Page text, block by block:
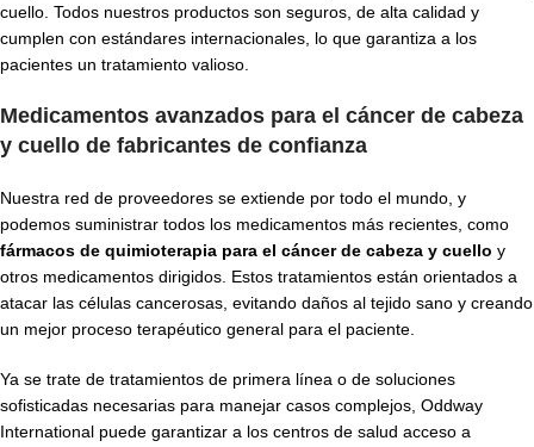
cuello. Todos nuestros productos son seguros, de alta calidad y
cumplen con estándares internacionales, lo que garantiza a los
pacientes un tratamiento valioso.
Medicamentos avanzados para el cáncer de cabeza
y cuello de fabricantes de confianza
Nuestra red de proveedores se extiende por todo el mundo, y
podemos suministrar todos los medicamentos más recientes, como
fármacos de quimioterapia para el cáncer de cabeza y cuello y
otros medicamentos dirigidos. Estos tratamientos están orientados a
atacar las células cancerosas, evitando daños al tejido sano y creando
un mejor proceso terapéutico general para el paciente.
Ya se trate de tratamientos de primera línea o de soluciones
sofisticadas necesarias para manejar casos complejos, Oddway
International puede garantizar a los centros de salud acceso a